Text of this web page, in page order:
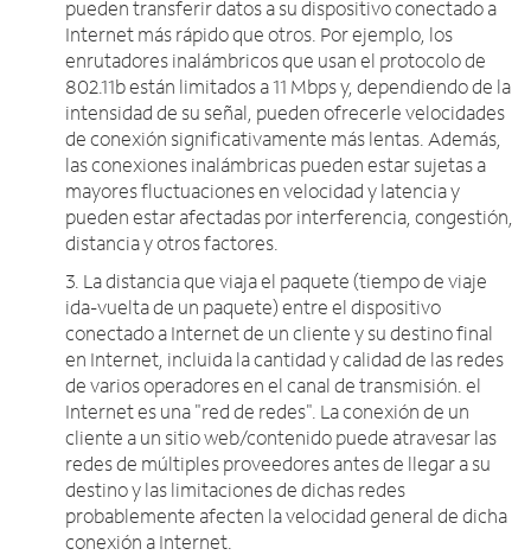
pueden transferir datos a su dispositivo conectado a
Internet más rápido que otros. Por ejemplo, los
enrutadores inalámbricos que usan el protocolo de
802.11b están limitados a 11 Mbps y, dependiendo de la
intensidad de su señal, pueden ofrecerle velocidades
de conexión significativamente más lentas. Además,
las conexiones inalámbricas pueden estar sujetas a
mayores fluctuaciones en velocidad y latencia y
pueden estar afectadas por interferencia, congestión,
distancia y otros factores.
3. La distancia que viaja el paquete (tiempo de viaje
ida-vuelta de un paquete) entre el dispositivo
conectado a Internet de un cliente y su destino final
en Internet, incluida la cantidad y calidad de las redes
de varios operadores en el canal de transmisión. el
Internet es una "red de redes". La conexión de un
cliente a un sitio web/contenido puede atravesar las
redes de múltiples proveedores antes de llegar a su
destino y las limitaciones de dichas redes
probablemente afecten la velocidad general de dicha
conexión a Internet.